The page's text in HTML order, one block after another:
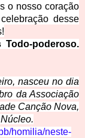
o nosso coração
desse
poderoso.
nasceu no dia
da Associação
Canção Nova,
homilia/neste-